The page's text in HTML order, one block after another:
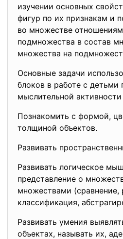
изучении основных
фигур по их признакам и
во множестве
подмножества в состав
множества на
Основные задачи
блоков в работе с детьми
мыслительной
Познакомить с формой,
толщиной объектов.
Развивать
Развивать логическое
представление о
множествами (сравнение,
классификация,
Развивать умения
объектах, называть их,